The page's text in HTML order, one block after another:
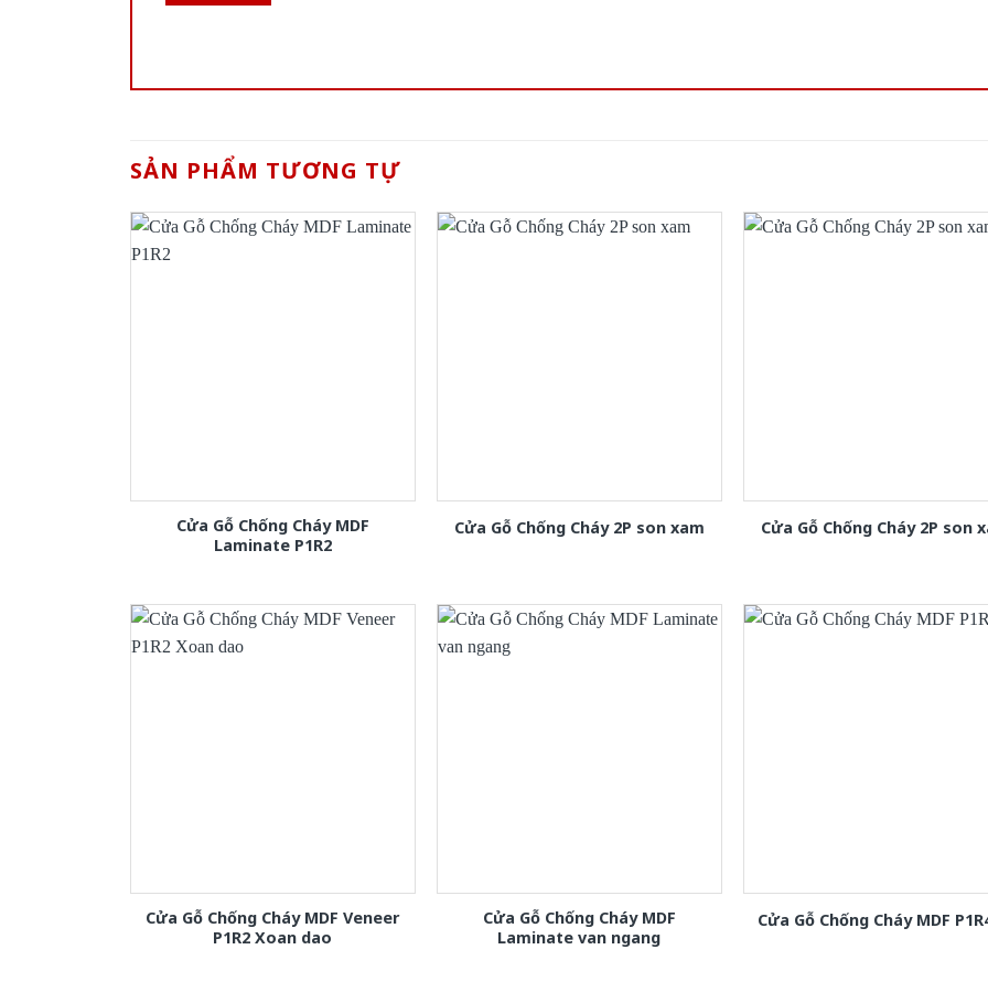
SẢN PHẨM TƯƠNG TỰ
Cửa Gỗ Chống Cháy MDF
Laminate P1R2
Cửa Gỗ Chống Cháy 2P son xam Cửa Gỗ Chống Cháy 2P son
Cửa Gỗ Chống Cháy MDF Veneer
P1R2 Xoan dao
Cửa Gỗ Chống Cháy MDF
Laminate van ngang
Cửa Gỗ Chống Cháy MDF